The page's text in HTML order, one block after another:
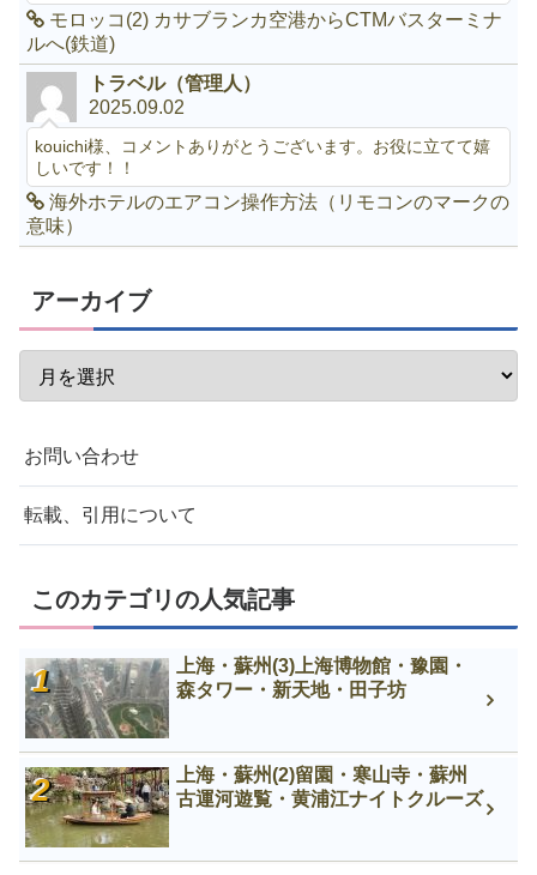
モロッコ(2) カサブランカ空港からCTMバスターミナ
ルへ(鉄道)
トラベル（管理人）
2025.09.02
kouichi様、コメントありがとうございます。お役に立てて嬉
しいです！！
海外ホテルのエアコン操作方法（リモコンのマークの
意味）
アーカイブ
お問い合わせ
転載、引用について
このカテゴリの人気記事
上海・蘇州(3)上海博物館・豫園・
森タワー・新天地・田子坊
上海・蘇州(2)留園・寒山寺・蘇州
古運河遊覧・黄浦江ナイトクルーズ